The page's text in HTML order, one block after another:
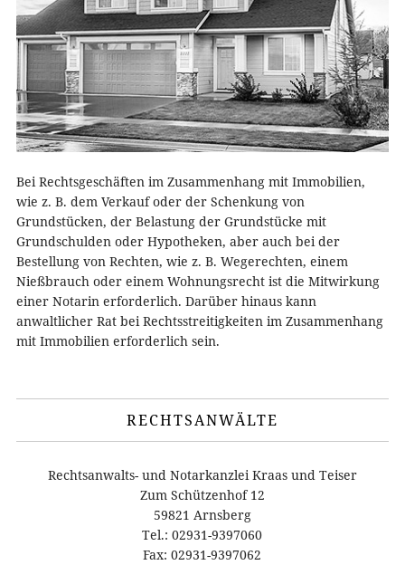
Bei Rechtsgeschäften im Zusammenhang mit Immobilien,
wie z. B. dem Verkauf oder der Schenkung von
Grundstücken, der Belastung der Grundstücke mit
Grundschulden oder Hypotheken, aber auch bei der
Bestellung von Rechten, wie z. B. Wegerechten, einem
Nießbrauch oder einem Wohnungsrecht ist die Mitwirkung
einer Notarin erforderlich. Darüber hinaus kann
anwaltlicher Rat bei Rechtsstreitigkeiten im Zusammenhang
mit Immobilien erforderlich sein.
RECHTSANWÄLTE
Rechtsanwalts- und Notarkanzlei Kraas und Teiser
Zum Schützenhof 12
59821 Arnsberg
Tel.: 02931-9397060
Fax: 02931-9397062